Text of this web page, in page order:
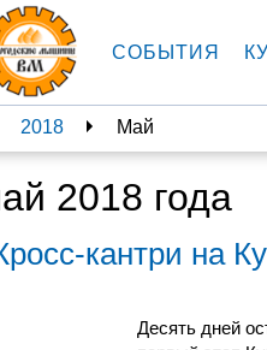
СОБЫТИЯ
2018 Май
2018 года
кантри на
Десять дней